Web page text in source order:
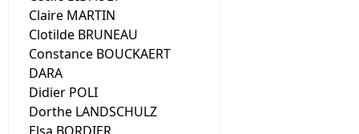
Claire MARTIN
Clotilde BRUNEAU
Constance BOUCKAERT
DARA
Didier POLI
Dorthe LANDSCHULZ